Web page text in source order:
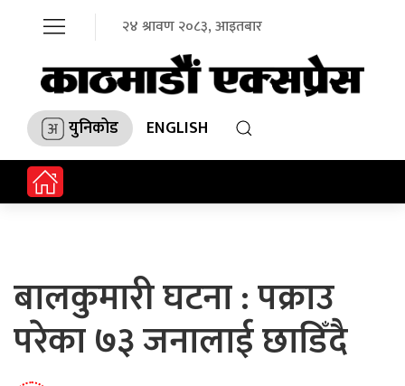
२४ श्रावण २०८३, आइतबार
युनिकोड ENGLISH
बालकुमारी घटना : पक्राउ
परेका ७३ जनालाई छाडिँदै